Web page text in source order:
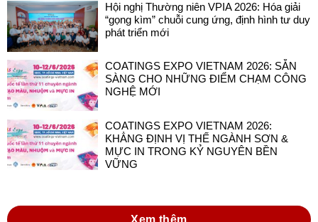
Hội nghị Thường niên VPIA 2026: Hóa giải
“gọng kìm” chuỗi cung ứng, định hình tư duy
phát triển mới
COATINGS EXPO VIETNAM 2026: SẴN
SÀNG CHO NHỮNG ĐIỂM CHẠM CÔNG
NGHỆ MỚI
COATINGS EXPO VIETNAM 2026:
KHẲNG ĐỊNH VỊ THẾ NGÀNH SƠN &
MỰC IN TRONG KỶ NGUYÊN BỀN
VỮNG